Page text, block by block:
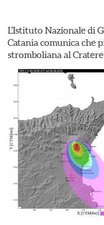
L’Istituto Nazionale di
Catania comunica che
stromboliana al